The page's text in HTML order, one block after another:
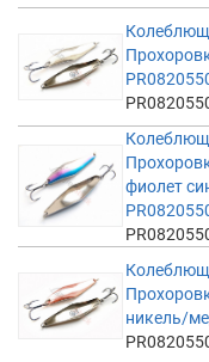
фиолет
никель/